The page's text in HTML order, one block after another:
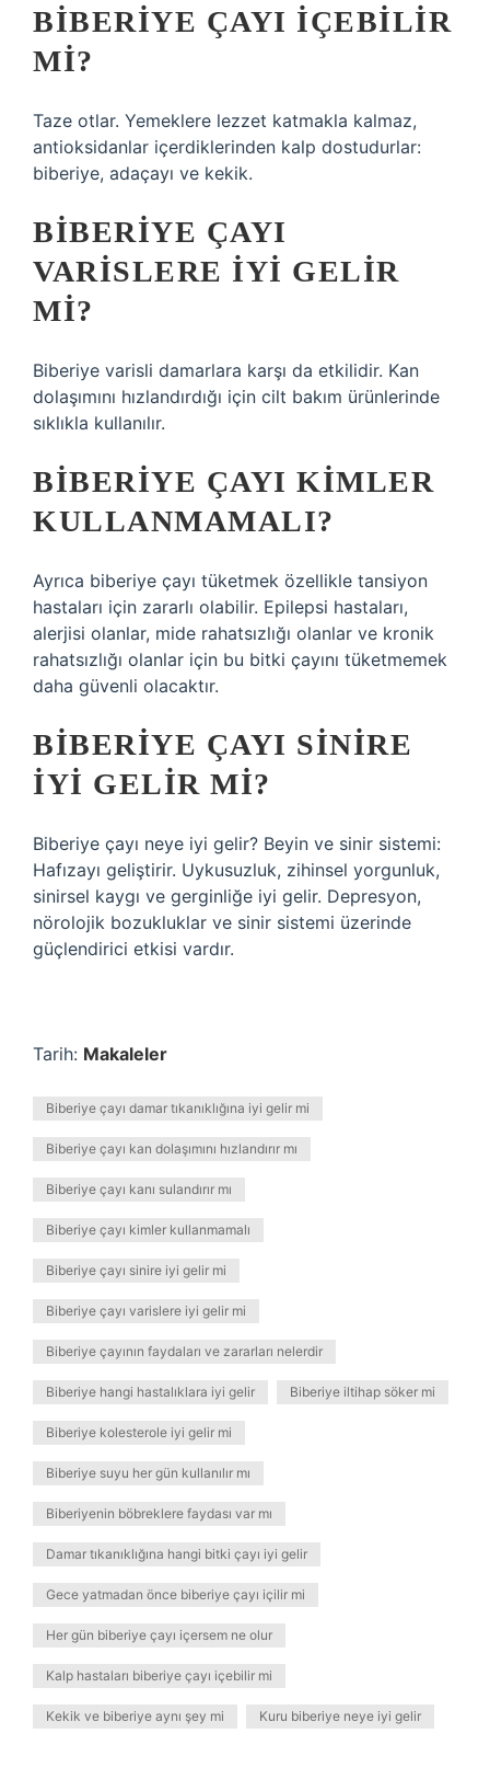
BIBERIYE ÇAYI IÇEBILIR
MI?
Taze otlar. Yemeklere lezzet katmakla kalmaz,
antioksidanlar içerdiklerinden kalp dostudurlar:
biberiye, adaçayı ve kekik.
BIBERIYE ÇAYI
VARISLERE IYI GELIR
MI?
Biberiye varisli damarlara karşı da etkilidir. Kan
dolaşımını hızlandırdığı için cilt bakım ürünlerinde
sıklıkla kullanılır.
BIBERIYE ÇAYI KIMLER
KULLANMAMALI?
Ayrıca biberiye çayı tüketmek özellikle tansiyon
hastaları için zararlı olabilir. Epilepsi hastaları,
alerjisi olanlar, mide rahatsızlığı olanlar ve kronik
rahatsızlığı olanlar için bu bitki çayını tüketmemek
daha güvenli olacaktır.
BIBERIYE ÇAYI SINIRE
IYI GELIR MI?
Biberiye çayı neye iyi gelir? Beyin ve sinir sistemi:
Hafızayı geliştirir. Uykusuzluk, zihinsel yorgunluk,
sinirsel kaygı ve gerginliğe iyi gelir. Depresyon,
nörolojik bozukluklar ve sinir sistemi üzerinde
güçlendirici etkisi vardır.
Tarih: Makaleler
Biberiye çayı damar tıkanıklığına iyi gelir mi
Biberiye çayı kan dolaşımını hızlandırır mı
Biberiye çayı kanı sulandırır mı
Biberiye çayı kimler kullanmamalı
Biberiye çayı sinire iyi gelir mi
Biberiye çayı varislere iyi gelir mi
Biberiye çayının faydaları ve zararları nelerdir
Biberiye hangi hastalıklara iyi gelir Biberiye iltihap söker mi
Biberiye kolesterole iyi gelir mi
Biberiye suyu her gün kullanılır mı
Biberiyenin böbreklere faydası var mı
Damar tıkanıklığına hangi bitki çayı iyi gelir
Gece yatmadan önce biberiye çayı içilir mi
Her gün biberiye çayı içersem ne olur
Kalp hastaları biberiye çayı içebilir mi
Kekik ve biberiye aynı şey mi Kuru biberiye neye iyi gelir